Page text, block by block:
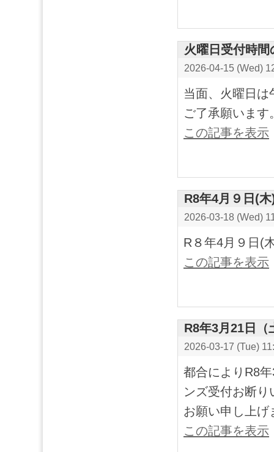
火曜日受付時間
2026-04-15 (Wed)
当面、火曜日
ご了承願います
この記事を表示
R8年4月９日(
2026-03-18 (Wed)
R８年4月９日(
この記事を表示
R8年3月21日（
2026-03-17 (Tue)
都合によりR8
ンズ受付お断
お願い申し上げ
この記事を表示